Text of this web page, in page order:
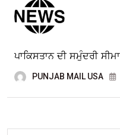
ਪਾਕਿਸਤਾਨ ਦੀ ਸਮੁੰਦਰੀ
PUNJAB MAIL USA